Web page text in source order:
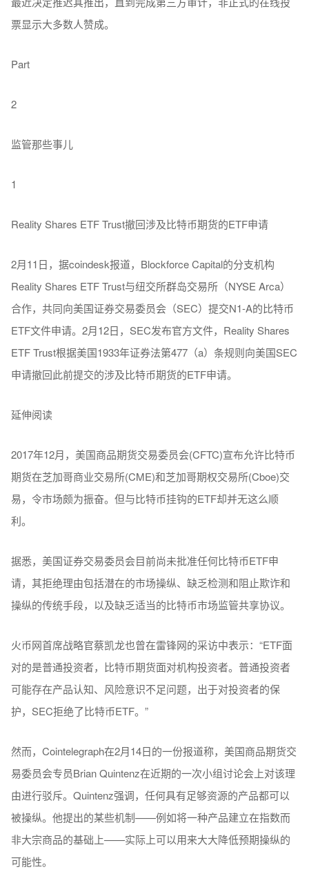
票显示大多数人赞成。
Part
2
监管那些事儿
1
Reality Shares ETF Trust撤回涉及比特币期货的ETF申请
2月11日，据coindesk报道，Blockforce Capital的分支机构
Reality Shares ETF Trust与纽交所群岛交易所（NYSE Arca）
合作，共同向美国证券交易委员会（SEC）提交N1-A的比特币
ETF文件申请。2月12日，SEC发布官方文件，Reality Shares
ETF Trust根据美国1933年证券法第477（a）条规则向美国SEC
申请撤回此前提交的涉及比特币期货的ETF申请。
延伸阅读
2017年12月，美国商品期货交易委员会(CFTC)宣布允许比特币
期货在芝加哥商业交易所(CME)和芝加哥期权交易所(Cboe)交
易，令市场颇为振奋。但与比特币挂钩的ETF却并无这么顺
利。
据悉，美国证券交易委员会目前尚未批准任何比特币ETF申
请，其拒绝理由包括潜在的市场操纵、缺乏检测和阻止欺诈和
操纵的传统手段，以及缺乏适当的比特币市场监管共享协议。
火币网首席战略官蔡凯龙也曾在雷锋网的采访中表示：“ETF面
对的是普通投资者，比特币期货面对机构投资者。普通投资者
可能存在产品认知、风险意识不足问题，出于对投资者的保
护，SEC拒绝了比特币ETF。”
然而，Cointelegraph在2月14日的一份报道称，美国商品期货交
易委员会专员Brian Quintenz在近期的一次小组讨论会上对该理
由进行驳斥。Quintenz强调，任何具有足够资源的产品都可以
被操纵。他提出的某些机制——例如将一种产品建立在指数而
非大宗商品的基础上——实际上可以用来大大降低预期操纵的
可能性。